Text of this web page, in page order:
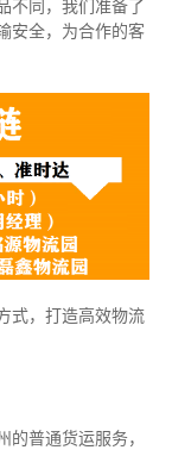
不同，我们准备了
安全，为合作的客
式，打造高效物流
普通货运服务，